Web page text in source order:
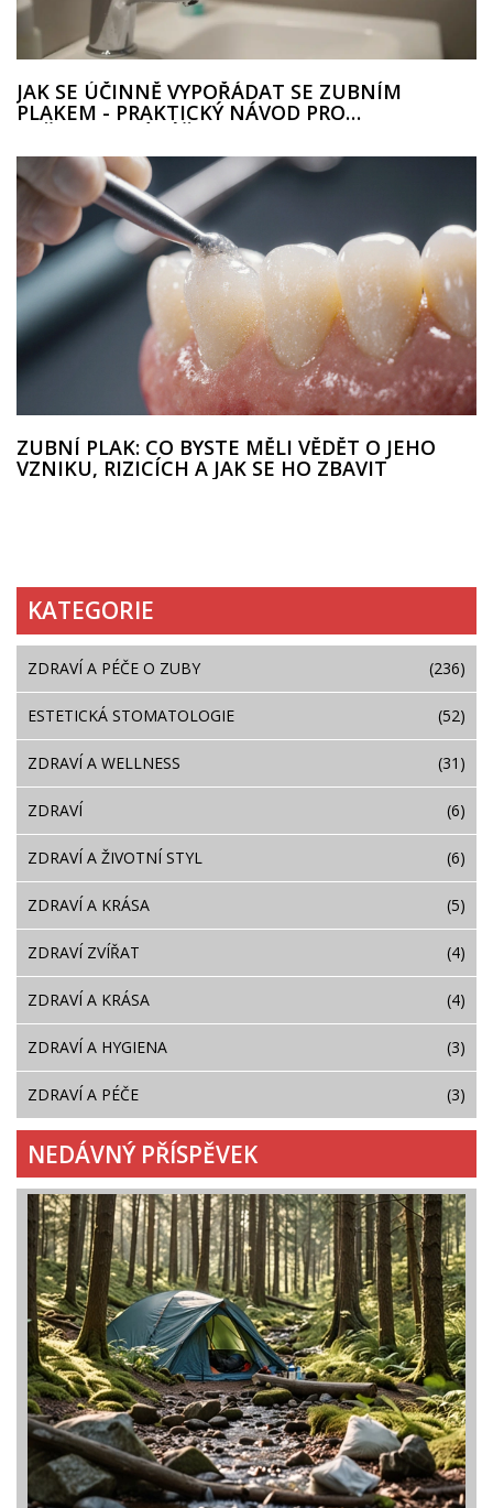
JAK SE ÚČINNĚ VYPOŘÁDAT SE ZUBNÍM
PLAKEM - PRAKTICKÝ NÁVOD PRO
ZUBNÍ PLAK: CO BYSTE MĚLI VĚDĚT O JEHO
VZNIKU, RIZICÍCH A JAK SE HO ZBAVIT
KATEGORIE
ZDRAVÍ A PÉČE O ZUBY (236)
ESTETICKÁ STOMATOLOGIE (52)
ZDRAVÍ A WELLNESS (31)
ZDRAVÍ (6)
ZDRAVÍ A ŽIVOTNÍ STYL (6)
ZDRAVÍ A KRÁSA (5)
ZDRAVÍ ZVÍŘAT (4)
ZDRAVÍ A KRÁSA (4)
ZDRAVÍ A HYGIENA (3)
ZDRAVÍ A PÉČE (3)
NEDÁVNÝ PŘÍSPĚVEK